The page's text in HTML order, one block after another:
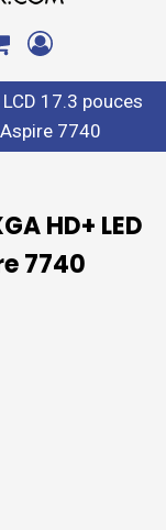
17.3 pouces
7740
HD+ LED
7740